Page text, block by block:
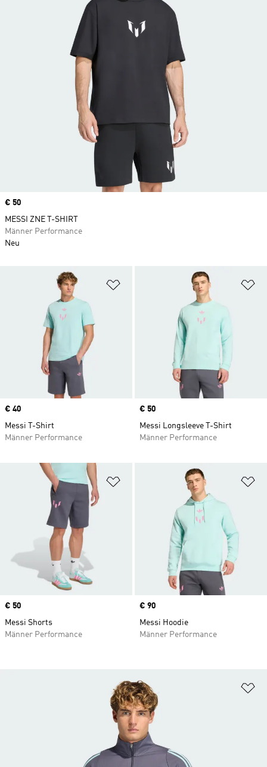
Zur Wunschliste hinzufügen
Price
€ 40
Messi T-Shirt
Männer Performance
Price
€ 50
Messi Longsleeve T-Shirt
Männer Performance
Zur Wunschliste hinzufügen
Price
€ 50
Messi Shorts
Männer Performance
Price
€ 90
Messi Hoodie
Männer Performance
Price
€ 50
MESSI ZNE T-SHIRT
Männer Performance
Neu